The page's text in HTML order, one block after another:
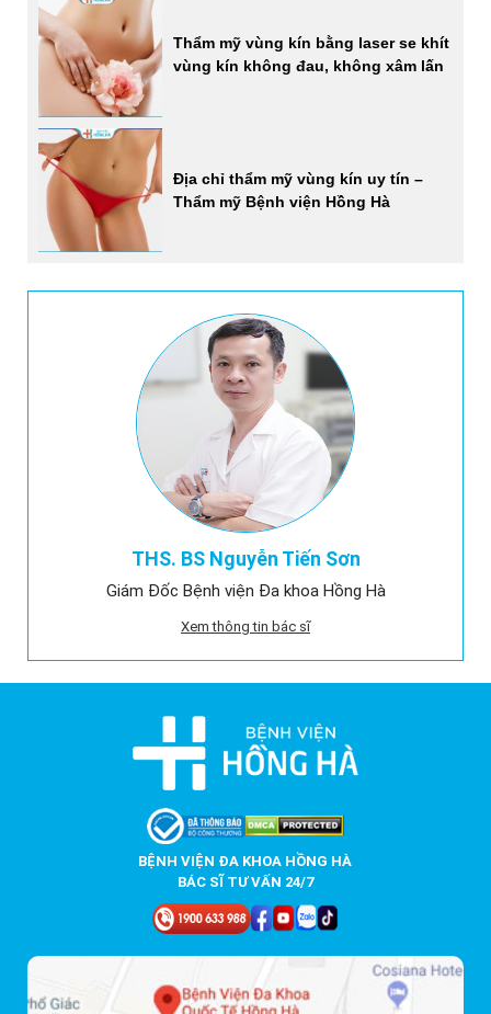
THS. BS Nguyễn Tiến Sơn
Giám Đốc Bệnh viện Đa khoa Hồng Hà
Xem thông tin bác sĩ
Thẩm mỹ vùng kín bằng laser se khít
vùng kín không đau, không xâm lấn
Địa chỉ thẩm mỹ vùng kín uy tín –
Thẩm mỹ Bệnh viện Hồng Hà
BỆNH VIỆN ĐA KHOA HỒNG HÀ
BÁC SĨ TƯ VẤN 24/7